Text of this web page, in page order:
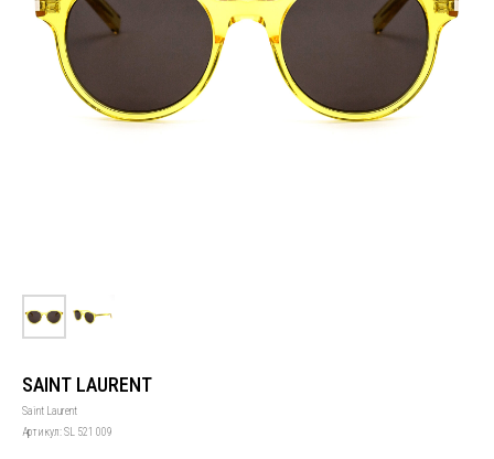
SAINT LAURENT
Saint Laurent
Артикул:SL 521 009